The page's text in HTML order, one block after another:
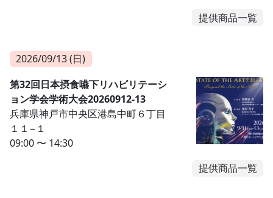
提供商品一覧
2026/09/13 (日)
第32回日本摂食嚥下リハビリテーシ
ョン学会学術大会20260912-13
兵庫県神戸市中央区港島中町６丁目
１１−１
09:00 〜 14:30
提供商品一覧